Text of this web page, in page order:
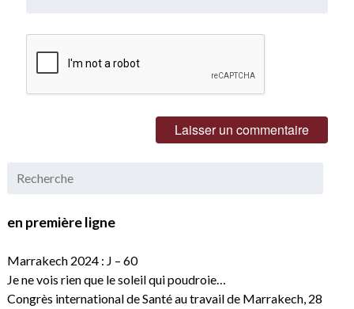
en première ligne
Marrakech 2024 : J – 60
Je ne vois rien que le soleil qui poudroie…
Congrès international de Santé au travail de Marrakech, 28